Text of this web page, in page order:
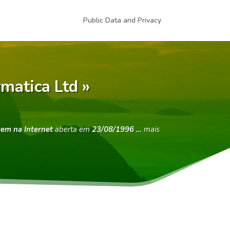
Public Data and Privacy
Ltd »
na Internetaberta em23/08/1996 … mais